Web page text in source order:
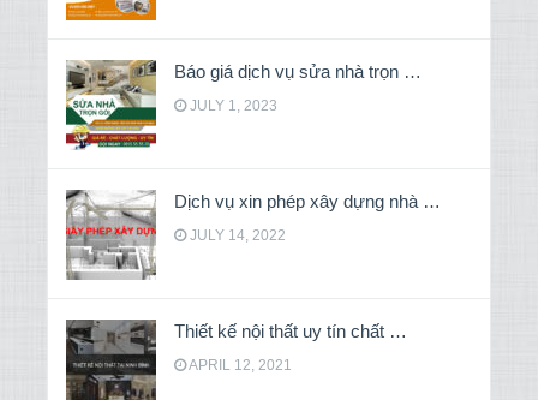
Báo giá dịch vụ sửa nhà trọn …
JULY 1, 2023
Dịch vụ xin phép xây dựng nhà …
JULY 14, 2022
Thiết kế nội thất uy tín chất …
APRIL 12, 2021